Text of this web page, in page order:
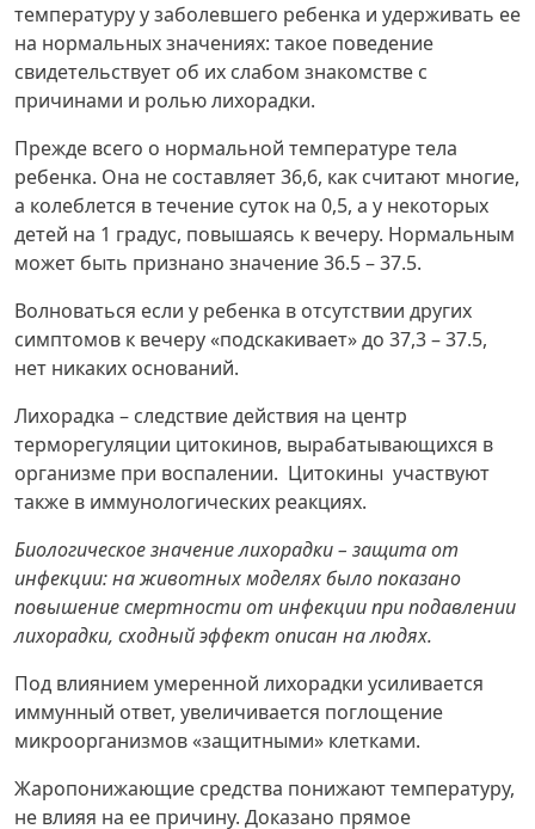
температуру у заболевшего ребенка и удерживать ее
на нормальных значениях: такое поведение
свидетельствует об их слабом знакомстве с
причинами и ролью лихорадки.
Прежде всего о нормальной температуре тела
ребенка. Она не составляет 36,6, как считают многие,
а колеблется в течение суток на 0,5, а у некоторых
детей на 1 градус, повышаясь к вечеру. Нормальным
может быть признано значение 36.5 – 37.5.
Волноваться если у ребенка в отсутствии других
симптомов к вечеру «подскакивает» до 37,3 – 37.5,
нет никаких оснований.
Лихорадка – следствие действия на центр
терморегуляции цитокинов, вырабатывающихся в
организме при воспалении. Цитокины участвуют
также в иммунологических реакциях.
Биологическое значение лихорадки – защита от
инфекции: на животных моделях было показано
повышение смертности от инфекции при подавлении
лихорадки, сходный эффект описан на людях.
Под влиянием умеренной лихорадки усиливается
иммунный ответ, увеличивается поглощение
микроорганизмов «защитными» клетками.
Жаропонижающие средства понижают температуру,
не влияя на ее причину. Доказано прямое